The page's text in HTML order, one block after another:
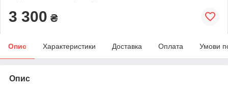
3 300 ₴
Опис Характеристики Доставка Оплата Умови
Опис